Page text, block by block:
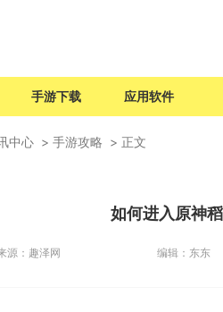
手游下载 应用软件
中心 手游攻略 正文
如何进入原神
源： 趣泽网 编辑： 东东